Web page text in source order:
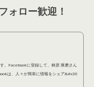
ォロー歓迎！
。Facebookに登録して、林原 琢磨さん
は、人々が簡単に情報をシェア&#x30